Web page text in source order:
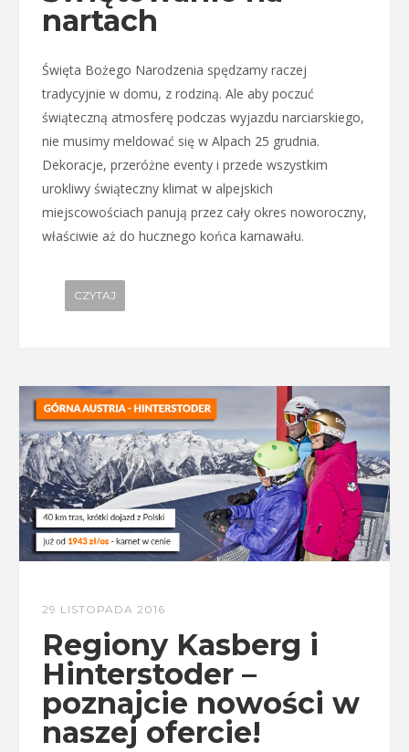
nartach
Święta Bożego Narodzenia spędzamy raczej
tradycyjnie w domu, z rodziną. Ale aby poczuć
świąteczną atmosferę podczas wyjazdu narciarskiego,
nie musimy meldować się w Alpach 25 grudnia.
Dekoracje, przeróżne eventy i przede wszystkim
urokliwy świąteczny klimat w alpejskich
miejscowościach panują przez cały okres noworoczny,
właściwie aż do hucznego końca karnawału.
CZYTAJ
29 LISTOPADA 2016
Regiony Kasberg i
Hinterstoder –
poznajcie nowości w
naszej ofercie!